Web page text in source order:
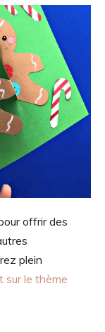
offrir des
plein
sur le thème